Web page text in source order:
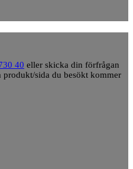
40 eller skicka din förfrågan
sida du besökt kommer